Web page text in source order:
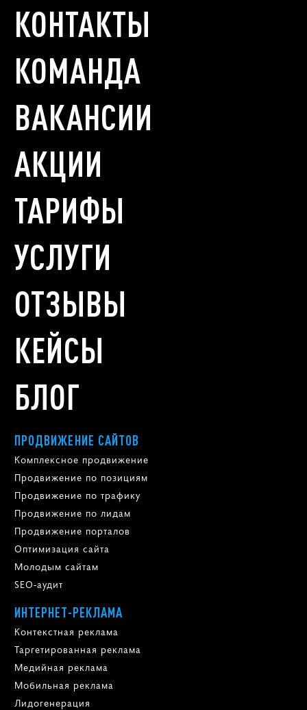
КОНТАКТЫ
КОМАНДА
ВАКАНСИИ
АКЦИИ
ТАРИФЫ
УСЛУГИ
ОТЗЫВЫ
КЕЙСЫ
БЛОГ
ПРОДВИЖЕНИЕ САЙТОВ
Комплексное продвижение
Продвижение по позициям
Продвижение по трафику
Продвижение по лидам
Продвижение порталов
Оптимизация сайта
Молодым сайтам
SEO-аудит
ИНТЕРНЕТ-РЕКЛАМА
Контекстная реклама
Таргетированная реклама
Медийная реклама
Мобильная реклама
Лидогенерация